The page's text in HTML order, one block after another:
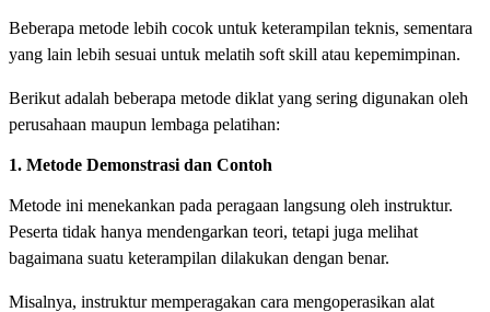
Beberapa metode lebih cocok untuk keterampilan teknis, sementara
yang lain lebih sesuai untuk melatih soft skill atau kepemimpinan.
Berikut adalah beberapa metode diklat yang sering digunakan oleh
perusahaan maupun lembaga pelatihan:
1. Metode Demonstrasi dan Contoh
Metode ini menekankan pada peragaan langsung oleh instruktur.
Peserta tidak hanya mendengarkan teori, tetapi juga melihat
bagaimana suatu keterampilan dilakukan dengan benar.
Misalnya, instruktur memperagakan cara mengoperasikan alat